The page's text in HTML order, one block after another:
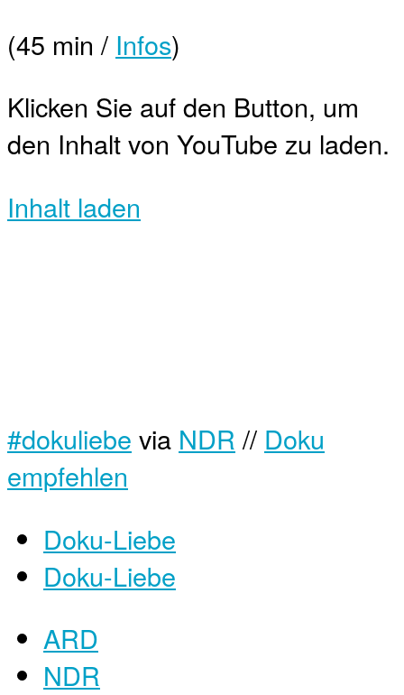
(45 min / Infos)
Klicken Sie auf den Button, um
den Inhalt von YouTube zu laden.
Inhalt laden
#dokuliebe via NDR // Doku
empfehlen
Doku-Liebe
Doku-Liebe
ARD
NDR